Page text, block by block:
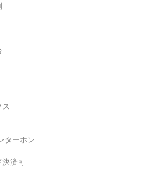
ス
ターホン
決済可